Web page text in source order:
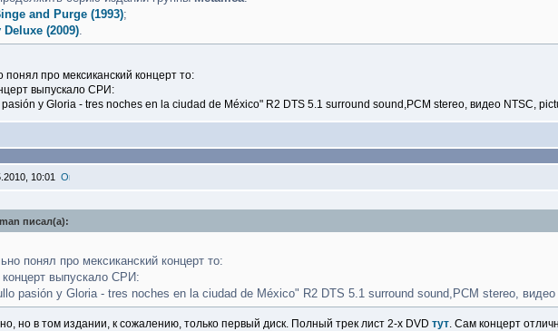
and Purge (1993);
(2009).
понял про мексиканский концерт то:
выпускало СРИ:
y Gloria - tres noches en la ciudad de México" R2 DTS 5.1 surround sound,PCM stereo, видео NTSC,
10:01
писал(a):
понял про мексиканский концерт то:
концерт выпускало СРИ:
pasión y Gloria - tres noches en la ciudad de México" R2 DTS 5.1 surround sound,PCM stereo,
но в том издании, к сожалению, только первый диск. Полный трек лист 2-х DVD тут. Сам концерт